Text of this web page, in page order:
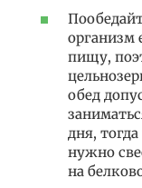
организм
пищу,
обед
дня,
нужно
на